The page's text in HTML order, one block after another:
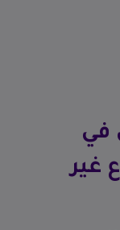
في
غير